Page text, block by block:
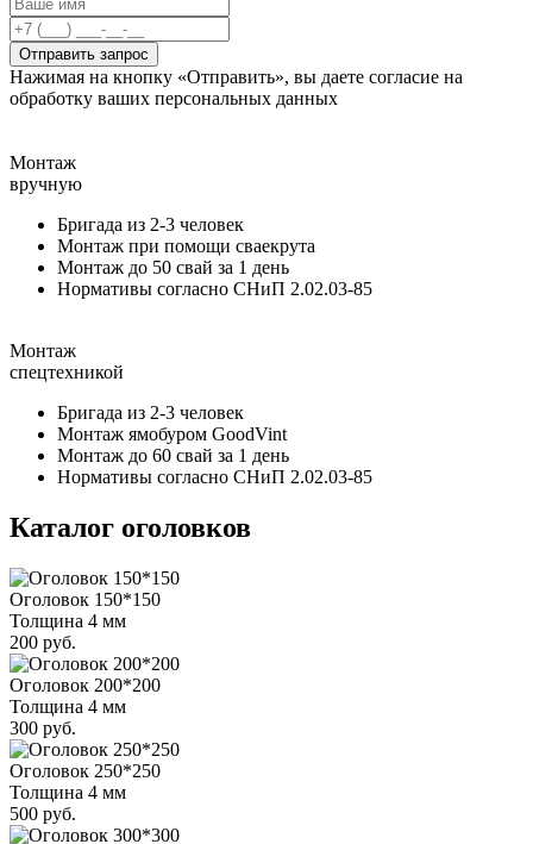
Отправить запрос
Нажимая на кнопку «Отправить», вы даете согласие на
обработку ваших персональных данных
Монтаж
вручную
Бригада из 2-3 человек
Монтаж при помощи сваекрута
Монтаж до 50 свай за 1 день
Нормативы согласно СНиП 2.02.03-85
Монтаж
спецтехникой
Бригада из 2-3 человек
Монтаж ямобуром GoodVint
Монтаж до 60 свай за 1 день
Нормативы согласно СНиП 2.02.03-85
Каталог оголовков
Оголовок 150*150
Толщина 4 мм
200 руб.
Оголовок 200*200
Толщина 4 мм
300 руб.
Оголовок 250*250
Толщина 4 мм
500 руб.